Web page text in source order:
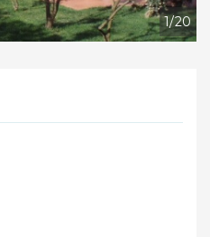
1/20